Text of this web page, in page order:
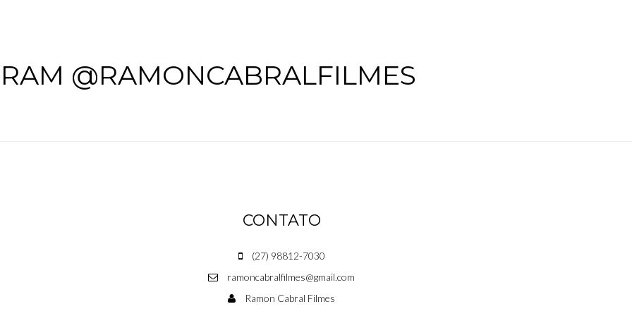
@RAMONCABRALFILMES
CONTATO
(27) 98812-7030
ramoncabralfilmes@gmail.com
Ramon Cabral Filmes